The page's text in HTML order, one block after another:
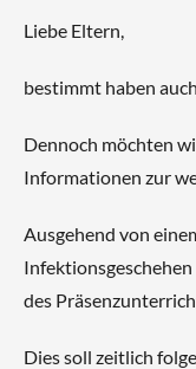
Liebe Eltern,
bestimmt haben
Dennoch möchten
Informationen zur
Ausgehend von
des
Dies soll zeitlich